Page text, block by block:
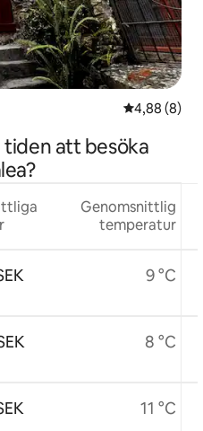
4,88 av 5 i
4,88 (8)
tiden att besöka
Genomsnittlig
temperatur
9 °C
8 °C
11 °C